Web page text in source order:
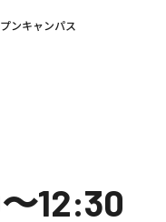
ンキャンパス
12:30